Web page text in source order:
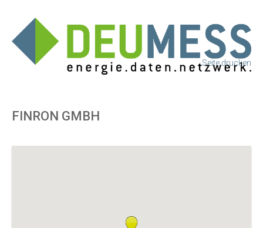
Seite drucken
FINRON GMBH